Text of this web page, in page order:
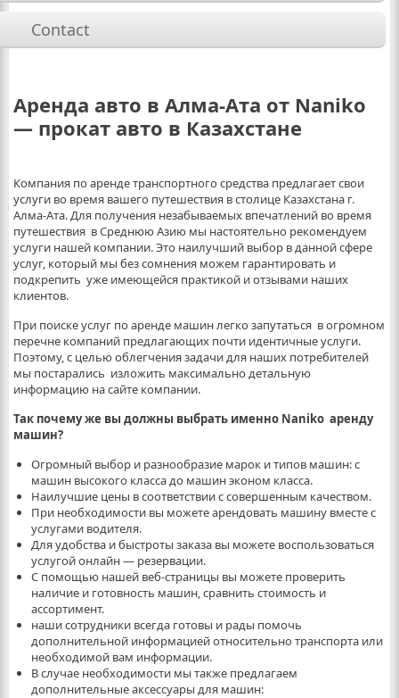
Contact
Аренда авто в Алма-Ата от Naniko
— прокат авто в Казахстане
Компания по аренде транспортного средства предлагает свои
услуги во время вашего путешествия в столице Казахстана г.
Алма-Ата. Для получения незабываемых впечатлений во время
путешествия в Среднюю Азию мы настоятельно рекомендуем
услуги нашей компании. Это наилучший выбор в данной сфере
услуг, который мы без сомнения можем гарантировать и
подкрепить уже имеющейся практикой и отзывами наших
клиентов.
При поиске услуг по аренде машин легко запутаться в огромном
перечне компаний предлагающих почти идентичные услуги.
Поэтому, с целью облегчения задачи для наших потребителей
мы постарались изложить максимально детальную
информацию на сайте компании.
Так почему же вы должны выбрать именно Naniko аренду
машин?
Огромный выбор и разнообразие марок и типов машин: с
машин высокого класса до машин эконом класса.
Наилучшие цены в соответствии с совершенным качеством.
При необходимости вы можете арендовать машину вместе с
услугами водителя.
Для удобства и быстроты заказа вы можете воспользоваться
услугой онлайн — резервации.
С помощью нашей веб-страницы вы можете проверить
наличие и готовность машин, сравнить стоимость и
ассортимент.
наши сотрудники всегда готовы и рады помочь
дополнительной информацией относительно транспорта или
необходимой вам информации.
В случае необходимости мы также предлагаем
дополнительные аксессуары для машин: